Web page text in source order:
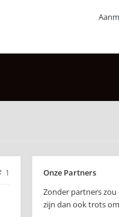
1
Onze Partners
Zonder partners zou
zijn dan ook trots